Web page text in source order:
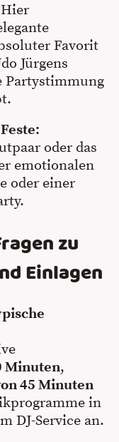
Hier
Favorit
Jürgens
Partystimmung
oder das
emotionalen
oder einer
zu
Einlagen
Minuten,
45 Minuten
in
DJ-Service an.